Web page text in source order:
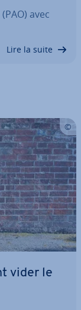
avec
Lire la suite
vider le